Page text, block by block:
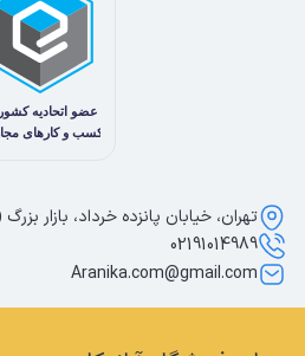
تهران، خیابان پانزده خرداد، بازار
02191014989
Aranika.com@gmail.com